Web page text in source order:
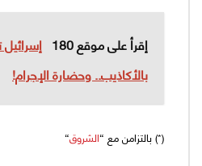
إقرأ على موقع 180
بالأكاذيب.. وحضارة الإجرام!
(*) بالتزامن مع “الشروق“